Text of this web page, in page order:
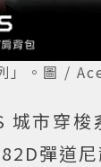
」。圖 /
城市穿
彈道